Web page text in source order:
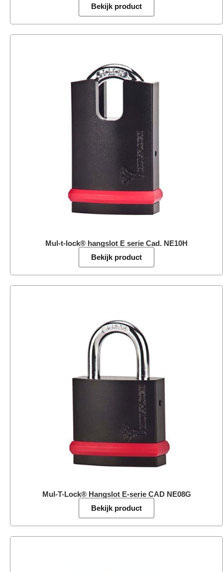
Bekijk product
Mul-t-lock® hangslot E serie Cad. NE10H
Bekijk product
Mul-T-Lock® Hangslot E-serie CAD NE08G
Bekijk product